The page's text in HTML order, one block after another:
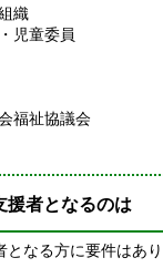
織
児童委員
福祉協議会
援者となるのは
なる方に要件はあり